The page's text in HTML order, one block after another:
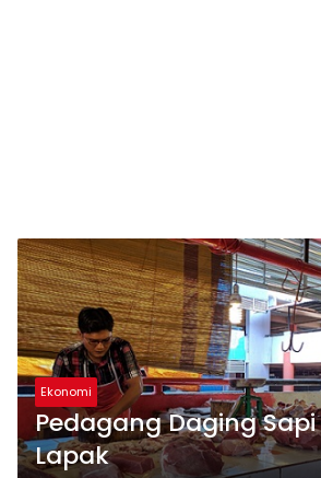
Ekonomi
Pedagang Daging
Lapak